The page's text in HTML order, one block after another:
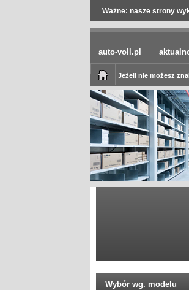
Ważne: nasze strony
auto-voll.pl
Jeżeli nie możesz
Wybór wg. modelu